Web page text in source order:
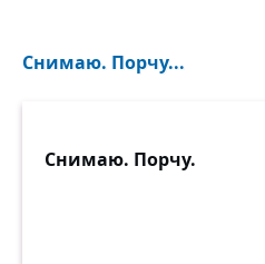
Снимаю. Порчу...
Снимаю. Порчу.